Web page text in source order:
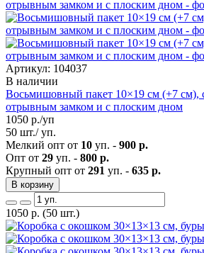
Артикул: 104037
В наличии
Восьмишовный пакет 10×19 см (+7 см),
отрывным замком и с плоским дном
1050 р./уп
50 шт./ уп.
Мелкий опт от 10 уп. - 900 р.
Опт от 29 уп. - 800 р.
Крупный опт от 291 уп. - 635 р.
В корзину
1050 р. (50 шт.)